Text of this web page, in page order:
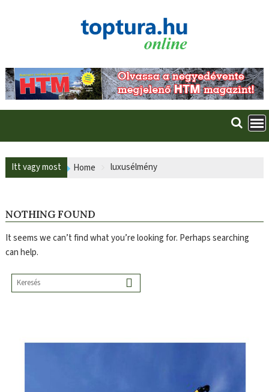
Itt vagy most Home luxusélmény
NOTHING FOUND
It seems we can’t find what you’re looking for. Perhaps searching
can help.